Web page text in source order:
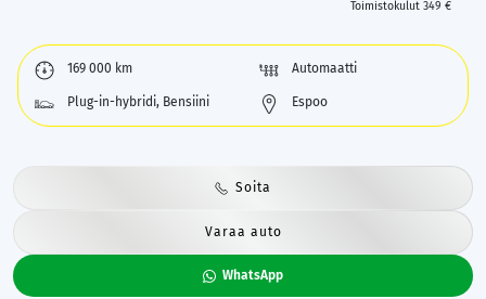
Toimistokulut 349 €
169 000 km Automaatti
Plug-in-hybridi, Bensiini Espoo
Soita
Varaa auto
WhatsApp